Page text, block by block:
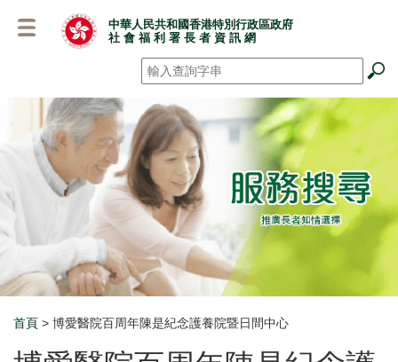
中華人民共和國香港特別行政區政府
社 會 福 利 署 長 者 資 訊 網
搜尋 *
Breadcrumb
首頁 > 博愛醫院百周年陳是紀念護養院暨日間中心